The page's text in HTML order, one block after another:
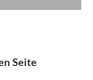
Seite